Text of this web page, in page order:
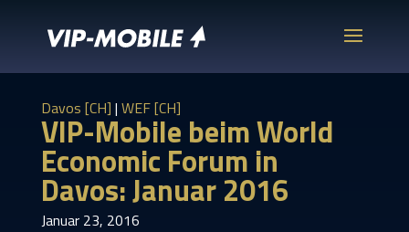
Davos [CH] | WEF [CH]
VIP-Mobile beim World
Economic Forum in
Davos: Januar 2016
Januar 23, 2016